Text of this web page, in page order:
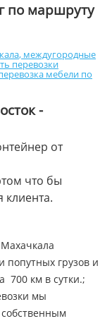
по маршруту
, междугородные
перевозки
мебели по
-
от
что бы
попутных грузов и
700 км в сутки.;
мы